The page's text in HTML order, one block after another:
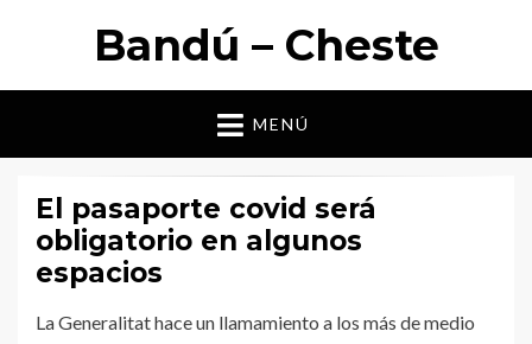
Bandú – Cheste
MENÚ
El pasaporte covid será
obligatorio en algunos
espacios
La Generalitat hace un llamamiento a los más de medio